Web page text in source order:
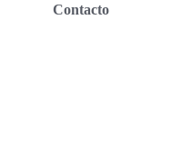
Contacto